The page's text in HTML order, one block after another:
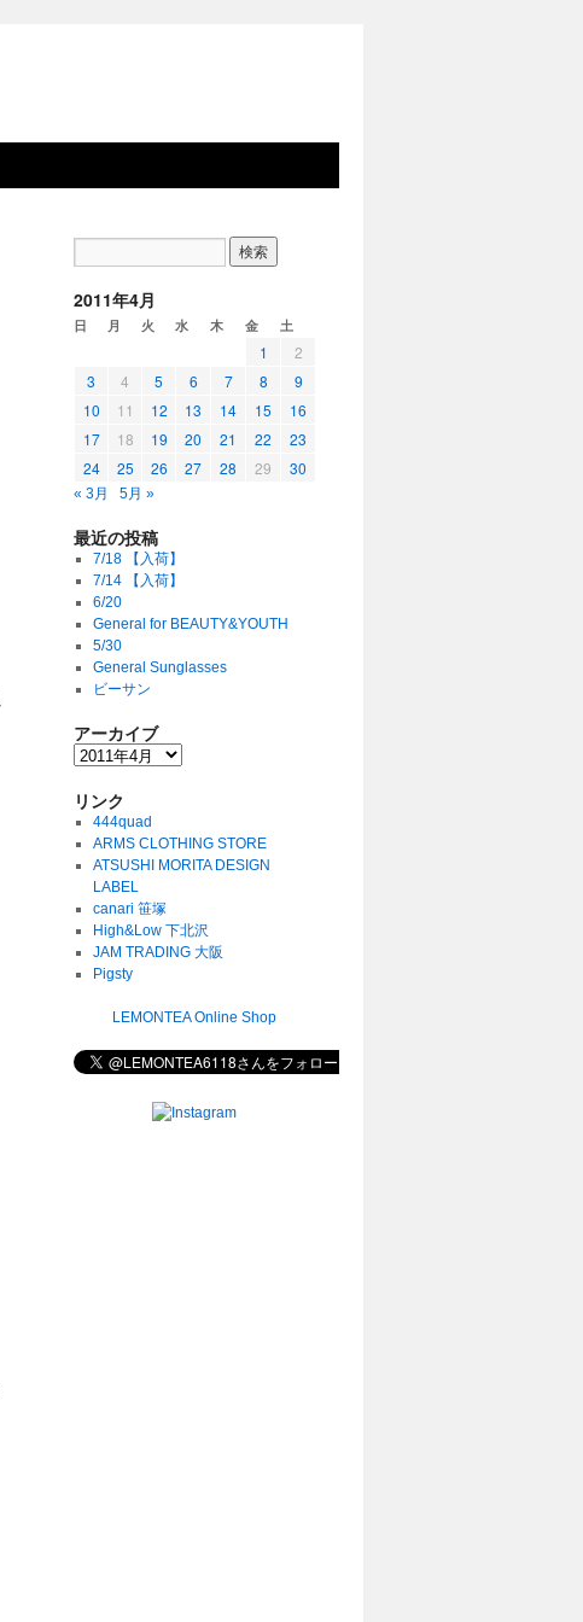
2011年4月
日 月 火 水 木 金 土
1
2
3
4 5 6 7 8
9
10
11 12 13 14 15
16
17
18 19 20 21 22
23
24
25 26 27 28 29 30
« 3月 5月 »
最近の投稿
7/18 【入荷】
7/14 【入荷】
6/20
General for BEAUTY&YOUTH
5/30
General Sunglasses
ビーサン
アーカイブ
リンク
444quad
ARMS CLOTHING STORE
ATSUSHI MORITA DESIGN
LABEL
canari 笹塚
High&Low 下北沢
JAM TRADING 大阪
Pigsty
LEMONTEA Online Shop